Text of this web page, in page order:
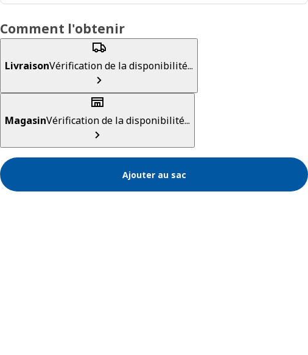
Comment l'obtenir
LivraisonVérification de la disponibilité...
MagasinVérification de la disponibilité...
Ajouter au sac